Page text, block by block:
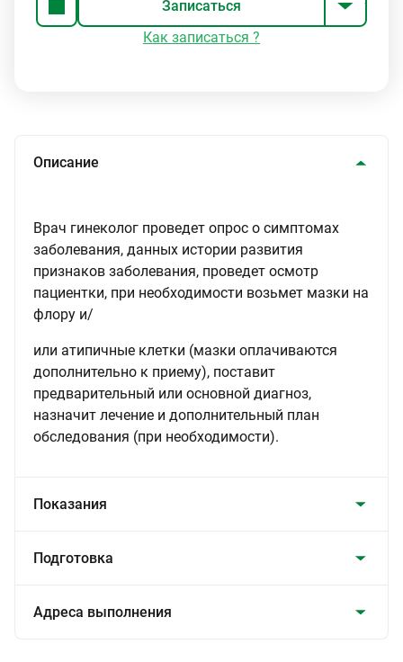
Записаться
Как записаться ?
Описание
Врач гинеколог проведет опрос о симптомах
заболевания, данных истории развития
признаков заболевания, проведет осмотр
пациентки, при необходимости возьмет мазки на
флору и/
или атипичные клетки (мазки оплачиваются
дополнительно к приему), поставит
предварительный или основной диагноз,
назначит лечение и дополнительный план
обследования (при необходимости).
Показания
Подготовка
Адреса выполнения